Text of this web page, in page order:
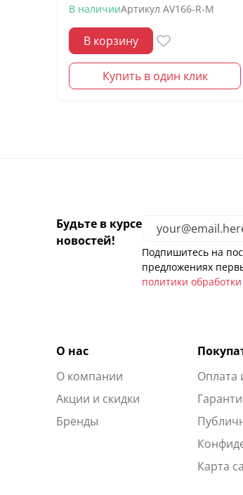
В наличииАртикул AV166-R-M
В корзину
Купить в один клик
Будьте в курсе
новостей!
Подпишитесь на
предложениях
политики
О нас
О компании
Акции и скидки
Бренды
Оплата
Карта